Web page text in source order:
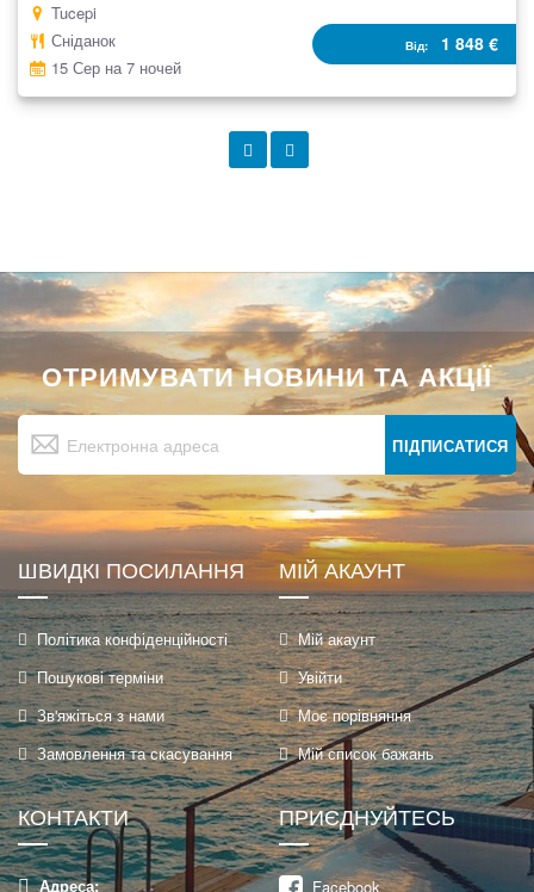
Від 1 848 €
Tucepi
Сніданок
15 Сер на 7 ночей
ОТРИМУВАТИ НОВИНИ ТА АКЦІЇ
Підпишіться
на
нашу
новин:
ПІДПИСАТИСЯ
ШВИДКІ ПОСИЛАННЯ
Політика конфіденційності
Пошукові терміни
Зв'яжіться з нами
Замовлення та скасування
МІЙ АКАУНТ
Мій акаунт
Увійти
Моє порівняння
Мій список бажань
КОНТАКТИ
Адреса:
ПРИЄДНУЙТЕСЬ
Facebook